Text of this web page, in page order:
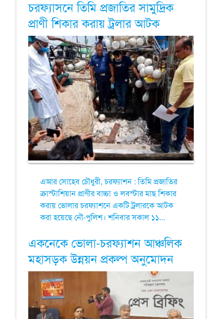
চরফ্যাসনে তিমি প্রজাতির সামুদ্রিক
প্রাণী শিকার করায় ট্রলার আটক
এআর সোহেব চৌধুরী, চরফ্যাশন : তিমি প্রজাতির
ক্রাস্টাশিয়ান প্রাণীর বাচ্চা ও লবস্টার মাছ শিকার
করায় ভোলার চরফ্যাশনে একটি ট্রলারকে আটক
করা হয়েছে নৌ-পুলিশ। শনিবার সকাল ১১...
একনেকে ভোলা-চরফ্যাশন আঞ্চলিক
মহাসড়ক উন্নয়ন প্রকল্প অনুমোদন